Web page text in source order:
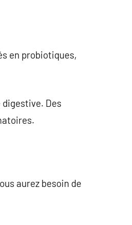
en probiotiques,
Des
aurez besoin de